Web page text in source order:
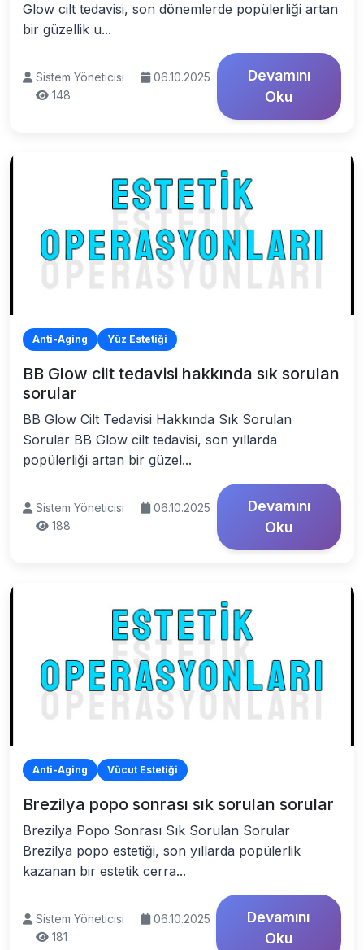
Glow cilt tedavisi, son dönemlerde popülerliği artan
bir güzellik u...
Sistem Yöneticisi
06.10.2025
148
Devamını
Oku
Anti-Aging Yüz Estetiği
BB Glow cilt tedavisi hakkında sık sorulan
sorular
BB Glow Cilt Tedavisi Hakkında Sık Sorulan
Sorular BB Glow cilt tedavisi, son yıllarda
popülerliği artan bir güzel...
Sistem Yöneticisi
06.10.2025
188
Devamını
Oku
Anti-Aging Vücut Estetiği
Brezilya popo sonrası sık sorulan sorular
Brezilya Popo Sonrası Sık Sorulan Sorular
Brezilya popo estetiği, son yıllarda popülerlik
kazanan bir estetik cerra...
Sistem Yöneticisi
06.10.2025
181
Devamını
Oku